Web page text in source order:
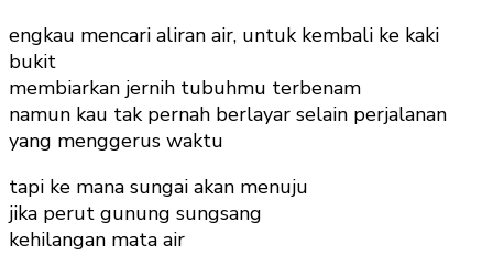
engkau mencari aliran air, untuk kembali ke kaki
bukit
membiarkan jernih tubuhmu terbenam
namun kau tak pernah berlayar selain perjalanan
yang menggerus waktu
tapi ke mana sungai akan menuju
jika perut gunung sungsang
kehilangan mata air